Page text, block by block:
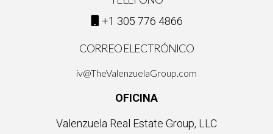
+1 305 776 4866
CORREO ELECTRÓNICO
iv@TheValenzuelaGroup.com
OFICINA
Valenzuela Real Estate Group, LLC